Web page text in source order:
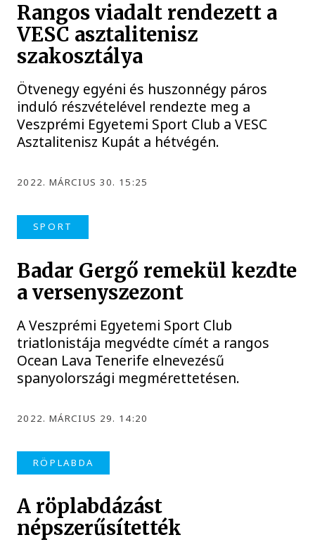
Rangos viadalt rendezett a
VESC asztalitenisz
szakosztálya
Ötvenegy egyéni és huszonnégy páros
induló részvételével rendezte meg a
Veszprémi Egyetemi Sport Club a VESC
Asztalitenisz Kupát a hétvégén.
2022. MÁRCIUS 30. 15:25
SPORT
Badar Gergő remekül kezdte
a versenyszezont
A Veszprémi Egyetemi Sport Club
triatlonistája megvédte címét a rangos
Ocean Lava Tenerife elnevezésű
spanyolországi megmérettetésen.
2022. MÁRCIUS 29. 14:20
RÖPLABDA
A röplabdázást
népszerűsítették